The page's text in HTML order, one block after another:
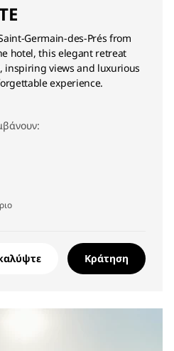
Germain-des-Prés from
hotel, this elegant retreat
views and luxurious
experience.
Κράτηση